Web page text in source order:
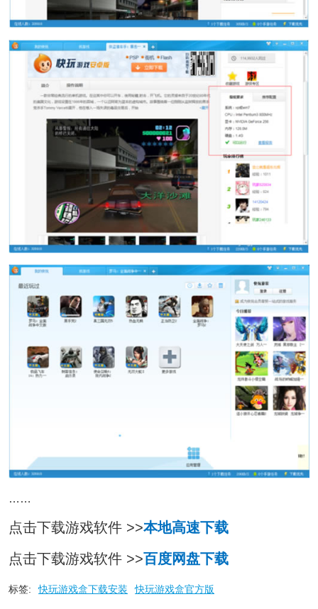
……
点击下载游戏软件 >>本地高速下载
点击下载游戏软件 >>百度网盘下载
标签: 快玩游戏盒下载安装 快玩游戏盒官方版